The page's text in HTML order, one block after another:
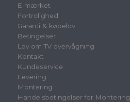
E-mærket
Fortrolighed
Garanti & købelov
Betingelser
Lov om TV overvågning
Kontakt
Kundeservice
Levering
Montering
Handelsbetingelser for Montering